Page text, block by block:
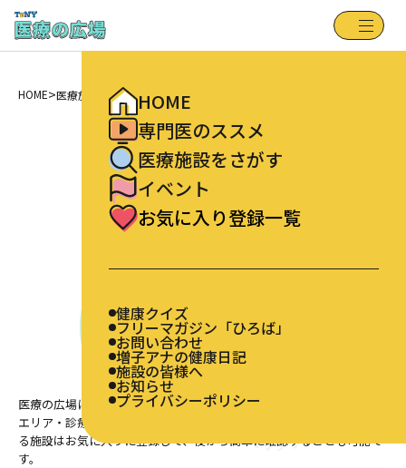
HOME
専門医のススメ
医療施設をさがす
イベント
お気に入り登録一覧
健康クイズ
フリーマガジン「ひろば」
お問い合わせ
増子アナの健康日記
施設の皆様へ
お知らせ
プライバシーポリシー
HOME>医療施設をさがす
FindFacility
医療施設をさがす
医療の広場に登録されている新潟県内の医療施設を検索できます。
エリア・診療科目・キーワードから条件を絞って探せるほか、気にな
る施設はお気に入りに登録して、後から簡単に確認することも可能で
す。